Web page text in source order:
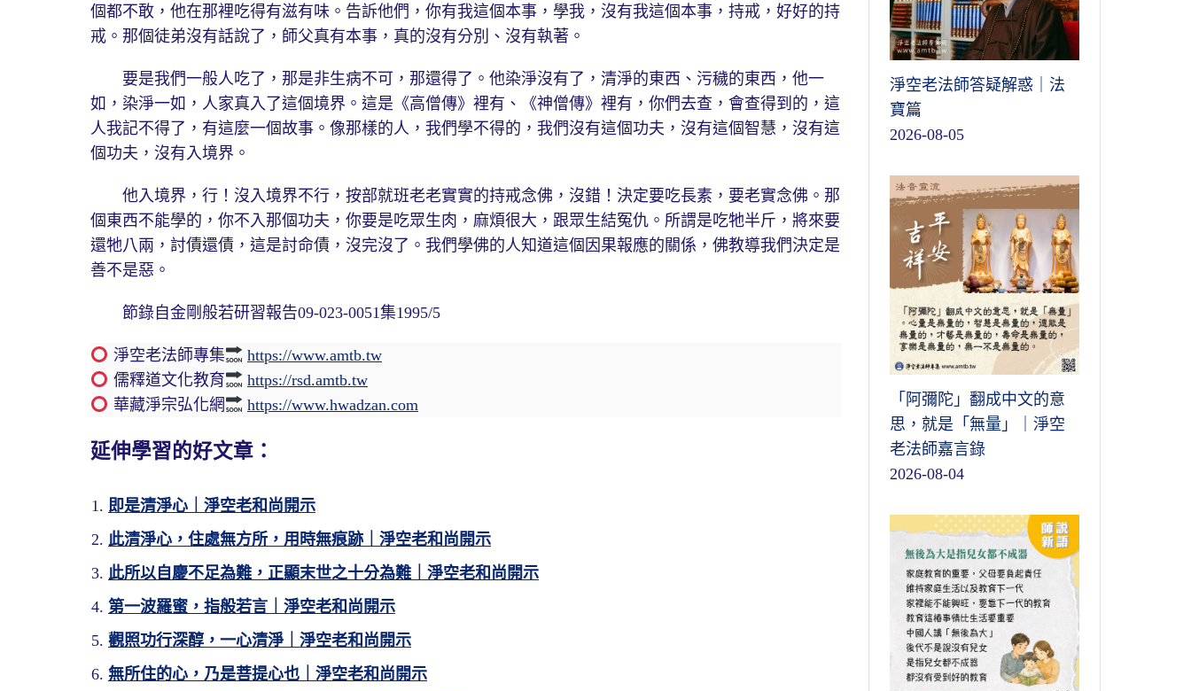
個都不敢，他在那裡吃得有滋有味。告訴他們，你有我這個本事，學我，沒有我這個本事，持戒，好好的持
戒。那個徒弟沒有話說了，師父真有本事，真的沒有分別、沒有執著。
要是我們一般人吃了，那是非生病不可，那還得了。他染淨沒有了，清淨的東西、污穢的東西，他一
如，染淨一如，人家真入了這個境界。這是《高僧傳》裡有、《神僧傳》裡有，你們去查，會查得到的，這
人我記不得了，有這麼一個故事。像那樣的人，我們學不得的，我們沒有這個功夫，沒有這個智慧，沒有這
個功夫，沒有入境界。
他入境界，行！沒入境界不行，按部就班老老實實的持戒念佛，沒錯！決定要吃長素，要老實念佛。那
個東西不能學的，你不入那個功夫，你要是吃眾生肉，麻煩很大，跟眾生結冤仇。所謂是吃牠半斤，將來要
還牠八兩，討債還債，這是討命債，沒完沒了。我們學佛的人知道這個因果報應的關係，佛教導我們決定是
善不是惡。
節錄自金剛般若研習報告09-023-0051集1995/5
淨空老法師專集
https://www.amtb.tw
儒釋道文化教育
https://rsd.amtb.tw
華藏淨宗弘化網
https://www.hwadzan.com
延伸學習的好文章：
即是清淨心｜淨空老和尚開示
此清淨心，住處無方所，用時無痕跡｜淨空老和尚開示
此所以自慶不足為難，正顯末世之十分為難｜淨空老和尚開示
第一波羅蜜，指般若言｜淨空老和尚開示
觀照功行深醇，一心清淨｜淨空老和尚開示
無所住的心，乃是菩提心也｜淨空老和尚開示
淨空老法師答疑解惑｜法
寶篇
2026-08-05
「阿彌陀」翻成中文的意
思，就是「無量」｜淨空
老法師嘉言錄
2026-08-04